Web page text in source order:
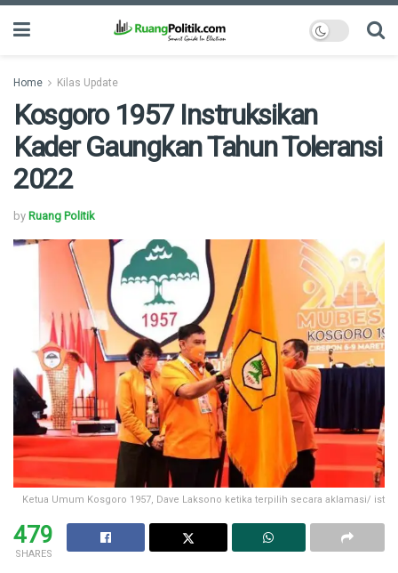
Home Kilas Update
Kosgoro 1957 Instruksikan
Kader Gaungkan Tahun Toleransi
2022
by Ruang Politik
Ketua Umum Kosgoro 1957, Dave Laksono ketika terpilih secara aklamasi/ ist
479
SHARES